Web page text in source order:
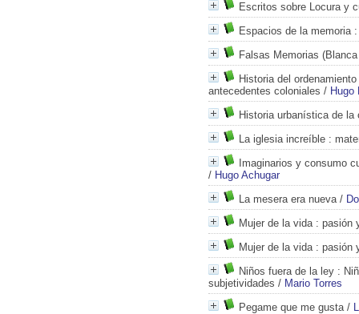
Escritos sobre Locura y
Espacios de la memoria:
Falsas Memorias
Historia del
antecedentes coloniales / Hugo
Historia urbanística de la
La iglesia increíble :
Imaginarios y consumo
/ Hugo Achugar
La mesera era nueva/
Mujer de la vida: pasión
Mujer de la vida: pasión
Niños fuera de la ley :
subjetividades / Mario Torres
Pegame que me gusta/